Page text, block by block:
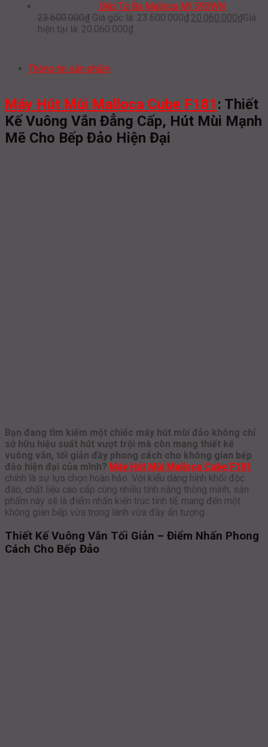
Bếp Từ Ba Malloca MI 593WN
23.600.000₫ Giá gốc là: 23.600.000₫.20.060.000₫Giá
hiện tại là: 20.060.000₫.
Thông tin sản phẩm
Máy Hút Mùi Malloca Cube F181: Thiết
Kế Vuông Vắn Đẳng Cấp, Hút Mùi Mạnh
Mẽ Cho Bếp Đảo Hiện Đại
Bạn đang tìm kiếm một chiếc máy hút mùi đảo không chỉ
sở hữu hiệu suất hút vượt trội mà còn mang thiết kế
vuông vắn, tối giản đầy phong cách cho không gian bếp
đảo hiện đại của mình? Máy Hút Mùi Malloca Cube F181
chính là sự lựa chọn hoàn hảo. Với kiểu dáng hình khối độc
đáo, chất liệu cao cấp cùng nhiều tính năng thông minh, sản
phẩm này sẽ là điểm nhấn kiến trúc tinh tế, mang đến một
không gian bếp vừa trong lành vừa đầy ấn tượng.
Thiết Kế Vuông Vắn Tối Giản – Điểm Nhấn Phong
Cách Cho Bếp Đảo